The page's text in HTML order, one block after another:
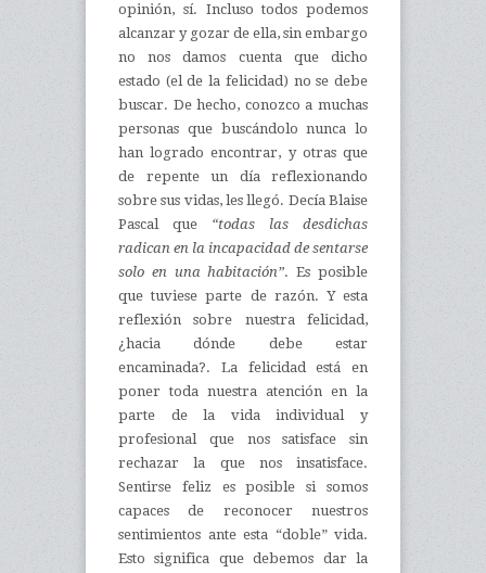
opinión, sí. Incluso todos podemos
alcanzar y gozar de ella, sin embargo
no nos damos cuenta que dicho
estado (el de la felicidad) no se debe
buscar. De hecho, conozco a muchas
personas que buscándolo nunca lo
han logrado encontrar, y otras que
de repente un día reflexionando
sobre sus vidas, les llegó. Decía Blaise
Pascal que “todas las desdichas
radican en la incapacidad de sentarse
solo en una habitación”. Es posible
que tuviese parte de razón. Y esta
reflexión sobre nuestra felicidad,
¿hacia dónde debe estar
encaminada?. La felicidad está en
poner toda nuestra atención en la
parte de la vida individual y
profesional que nos satisface sin
rechazar la que nos insatisface.
Sentirse feliz es posible si somos
capaces de reconocer nuestros
sentimientos ante esta “doble” vida.
Esto significa que debemos dar la